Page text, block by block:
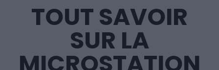
TOUT SAVOIR
SUR LA